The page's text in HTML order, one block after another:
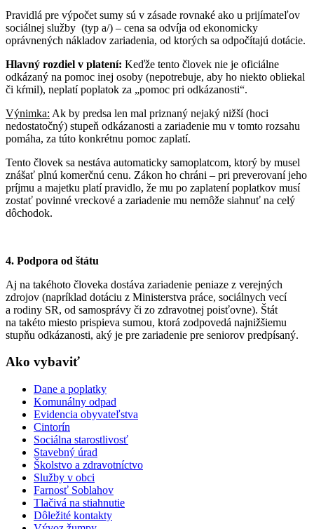
Pravidlá pre výpočet sumy sú v zásade rovnaké ako u prijímateľov
sociálnej služby (typ a/) – cena sa odvíja od ekonomicky
oprávnených nákladov zariadenia, od ktorých sa odpočítajú dotácie.
Hlavný rozdiel v platení: Keďže tento človek nie je oficiálne
odkázaný na pomoc inej osoby (nepotrebuje, aby ho niekto obliekal
či kŕmil), neplatí poplatok za „pomoc pri odkázanosti“.
Výnimka: Ak by predsa len mal priznaný nejaký nižší (hoci
nedostatočný) stupeň odkázanosti a zariadenie mu v tomto rozsahu
pomáha, za túto konkrétnu pomoc zaplatí.
Tento človek sa nestáva automaticky samoplatcom, ktorý by musel
znášať plnú komerčnú cenu. Zákon ho chráni – pri preverovaní jeho
príjmu a majetku platí pravidlo, že mu po zaplatení poplatkov musí
zostať povinné vreckové a zariadenie mu nemôže siahnuť na celý
dôchodok.
4. Podpora od štátu
Aj na takéhoto človeka dostáva zariadenie peniaze z verejných
zdrojov (napríklad dotáciu z Ministerstva práce, sociálnych vecí
a rodiny SR, od samosprávy či zo zdravotnej poisťovne). Štát
na takéto miesto prispieva sumou, ktorá zodpovedá najnižšiemu
stupňu odkázanosti, aký je pre zariadenie pre seniorov predpísaný.
Ako vybaviť
Dane a poplatky
Komunálny odpad
Evidencia obyvateľstva
Cintorín
Sociálna starostlivosť
Stavebný úrad
Školstvo a zdravotníctvo
Služby v obci
Farnosť Soblahov
Tlačivá na stiahnutie
Dôležité kontakty